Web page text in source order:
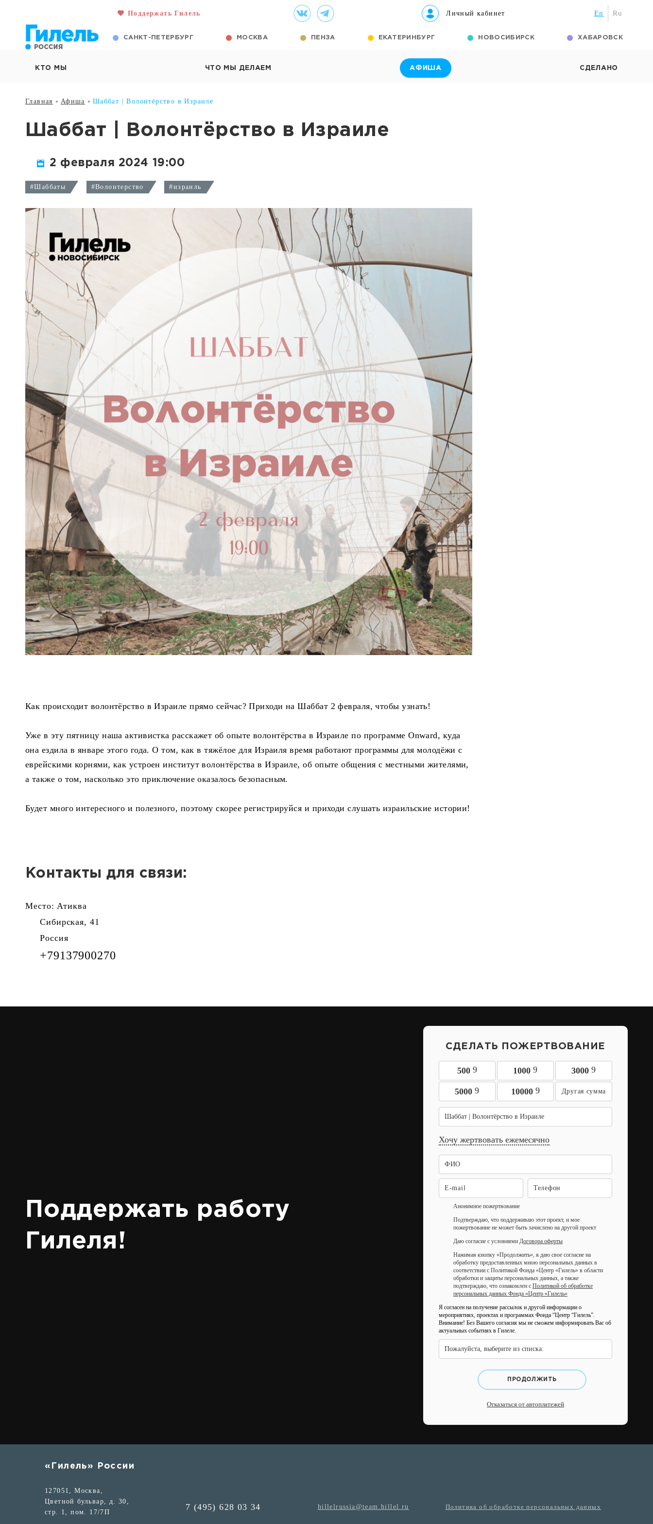
Поддержать Гилель Личный кабинет En Ru
САНКТ-ПЕТЕРБУРГ МОСКВА ПЕНЗА ЕКАТЕРИНБУРГ НОВОСИБИРСК ХАБАРОВСК
КТО МЫ ЧТО МЫ ДЕЛАЕМ АФИША СДЕЛАНО
Главная Афиша Шаббат | Волонтёрство в Израиле
Шаббат | Волонтёрство в Израиле
2 февраля 2024 19:00
#Шаббаты #Волонтерство #израиль
Как происходит волонтёрство в Израиле прямо сейчас? Приходи на Шаббат 2 февраля, чтобы узнать!
Уже в эту пятницу наша активистка расскажет об опыте волонтёрства в Израиле по программе Onward, куда
она ездила в январе этого года. О том, как в тяжёлое для Израиля время работают программы для молодёжи с
еврейскими корнями, как устроен институт волонтёрства в Израиле, об опыте общения с местными жителями,
а также о том, насколько это приключение оказалось безопасным.
Будет много интересного и полезного, поэтому скорее регистрируйся и приходи слушать израильские истории!
Контакты для связи:
Место: Атиква
Сибирская, 41
Россия
+79137900270
Поддержать работу
Гилеля!
СДЕЛАТЬ ПОЖЕРТВОВАНИЕ
500 9 10009 30009
50009 10000 9
Шаббат | Волонтёрство в Израиле
Хочу жертвовать ежемесячно
Анонимное пожертвование
Подтверждаю, что поддерживаю этот проект, и мое
пожертвование не может быть зачислено на другой проект
Даю согласие с условиями Договора оферты
Нажимая кнопку «Продолжить», я даю свое согласие на
обработку предоставленных мною персональных данных в
соответствии с Политикой Фонда «Центр «Гилель» в области
обработки и защиты персональных данных, а также
подтверждаю, что ознакомлен с Политикой об обработке
персональных данных Фонда «Центр «Гилель»
Я согласен на получение рассылок и другой информации о
мероприятиях, проектах и программах Фонда “Центр “Гилель”.
Внимание! Без Вашего согласия мы не сможем информировать Вас об
актуальных событиях в Гилеле.
Пожалуйста, выберите из списка:
ПРОДОЛЖИТЬ
Отказаться от автоплатежей
«Гилель» России
127051, Москва,
Цветной бульвар, д. 30,
стр. 1, пом. 17/7П
7 (495) 628 03 34 hillelrussia@team.hillel.ru Политика об обработке персональных данных